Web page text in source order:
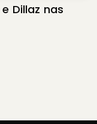
Dillaz nas